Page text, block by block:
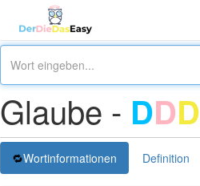
Glaube - DDD
Wortinformationen Definition